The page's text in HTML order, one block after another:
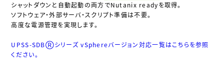
シャットダウンと自動起動の両方でNutanix readyを取得。
ソフトウェア・外部サーバ・スクリプト準備は不要。
高度な電源管理を実現します。
UPSS-SDBⓇシリーズ vSphereバージョン対応一覧はこちらを参照
ください。